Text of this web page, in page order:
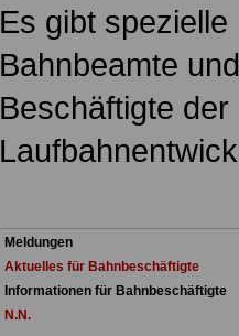
Es gibt
Bahnbeamte
Beschäftigte
Meldungen
Aktuelles für Bahnbeschäftigte
Informationen für Bahnbeschäftigte
N.N.